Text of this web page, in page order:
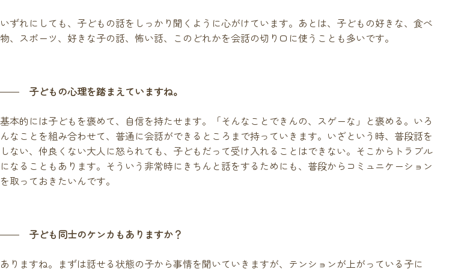
いずれにしても、子どもの話をしっかり聞くように心がけています。あとは、子どもの好きな、食べ
物、スポーツ、好きな子の話、怖い話、このどれかを会話の切り口に使うことも多いです。
子どもの心理を踏まえていますね。
基本的には子どもを褒めて、自信を持たせます。「そんなことできんの、スゲーな」と褒める。いろ
んなことを組み合わせて、普通に会話ができるところまで持っていきます。いざという時、普段話を
しない、仲良くない大人に怒られても、子どもだって受け入れることはできない。そこからトラブル
になることもあります。そういう非常時にきちんと話をするためにも、普段からコミュニケーション
を取っておきたいんです。
子ども同士のケンカもありますか？
ありますね。まずは話せる状態の子から事情を聞いていきますが、テンションが上がっている子に